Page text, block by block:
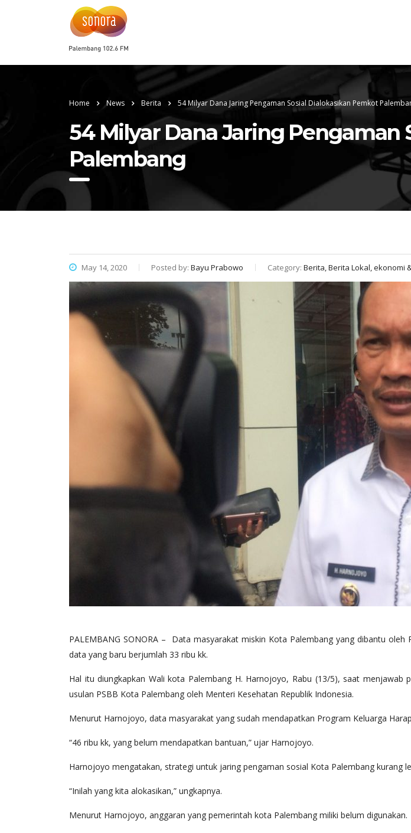
Home News Berita 54 Milyar Dana Jaring Pengaman Sosial Dialokasikan Pemkot
54 Milyar Dana Jaring Pengaman
Palembang
May 14, 2020 Posted by: Bayu Prabowo Category: Berita, Berita Lokal, ekonomi
PALEMBANG SONORA – Data masyarakat miskin Kota Palembang yang dibantu
data yang baru berjumlah 33 ribu kk.
Hal itu diungkapkan Wali kota Palembang H. Harnojoyo, Rabu (13/5), saat
usulan PSBB Kota Palembang oleh Menteri Kesehatan Republik Indonesia.
Menurut Harnojoyo, data masyarakat yang sudah mendapatkan Program Keluarga
“46 ribu kk, yang belum mendapatkan bantuan,” ujar Harnojoyo.
Harnojoyo mengatakan, strategi untuk jaring pengaman sosial Kota Palembang kurang
“Inilah yang kita alokasikan,” ungkapnya.
Menurut Harnojoyo, anggaran yang pemerintah kota Palembang miliki belum digunakan.